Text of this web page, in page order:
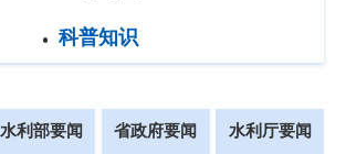
科普知识
水利部要闻 省政府要闻 水利厅要闻